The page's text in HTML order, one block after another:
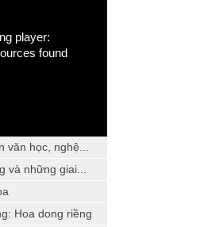
player:
found
văn học, nghệ...
và những giai...
Hoa dong riềng